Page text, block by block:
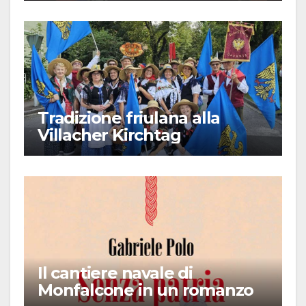
Tradizione friulana alla
Villacher Kirchtag
Il cantiere navale di
Monfalcone in un romanzo